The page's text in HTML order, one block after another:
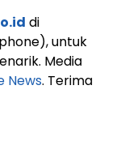
di
untuk
Media
News. Terima